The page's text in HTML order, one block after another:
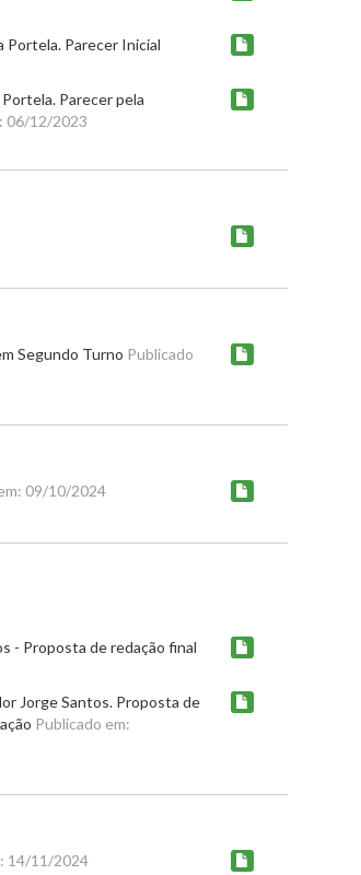
Portela. Parecer Inicial
Parecer pela
06/12/2023
Segundo Turno Publicado
09/10/2024
- Proposta de redação final
Jorge Santos. Proposta de
Publicado em:
14/11/2024